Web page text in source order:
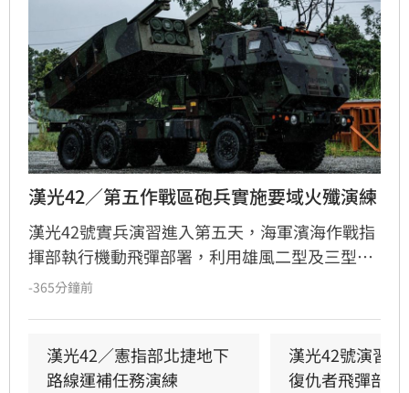
漢光42／第五作戰區砲兵實施要域火殲演練
漢光42號實兵演習進入第五天，海軍濱海作戰指
揮部執行機動飛彈部署，利用雄風二型及三型飛
彈扼控關鍵海域；第五作戰區實施「要域火殲」
援，在風雨中迅速抵達戰術位置，展現高機動性
與精準遠程打擊力。
-365分鐘前
漢光42／憲指部北捷地下
路線運補任務演練
漢光42號演習
復仇者飛彈部隊